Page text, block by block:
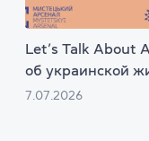
Let’s Talk About
об украинской
7.07.2026